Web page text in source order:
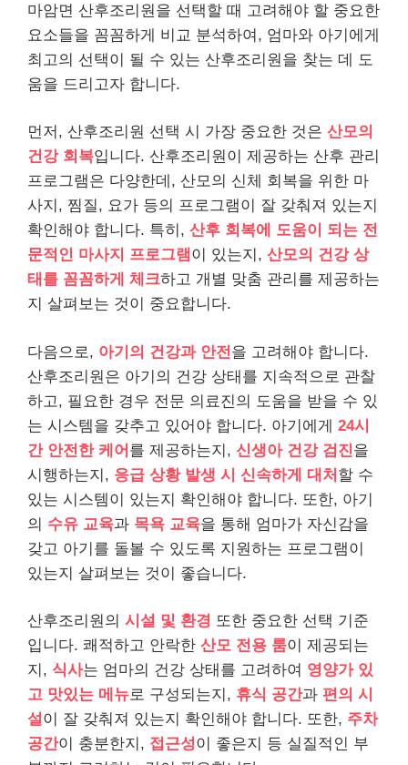
마암면 산후조리원을 선택할 때 고려해야 할 중요한
요소들을 꼼꼼하게 비교 분석하여, 엄마와 아기에게
최고의 선택이 될 수 있는 산후조리원을 찾는 데 도
움을 드리고자 합니다.
먼저, 산후조리원 선택 시 가장 중요한 것은 산모의
건강 회복입니다. 산후조리원이 제공하는 산후 관리
프로그램은 다양한데, 산모의 신체 회복을 위한 마
사지, 찜질, 요가 등의 프로그램이 잘 갖춰져 있는지
확인해야 합니다. 특히, 산후 회복에 도움이 되는 전
문적인 마사지 프로그램 이 있는지, 산모의 건강 상
태를 꼼꼼하게 체크하고 개별 맞춤 관리를 제공하는
지 살펴보는 것이 중요합니다.
다음으로, 아기의 건강과 안전 을 고려해야 합니다.
산후조리원은 아기의 건강 상태를 지속적으로 관찰
하고, 필요한 경우 전문 의료진의 도움을 받을 수 있
는 시스템을 갖추고 있어야 합니다. 아기에게 24시
간 안전한 케어 를 제공하는지, 신생아 건강 검진을
시행하는지, 응급 상황 발생 시 신속하게 대처 할 수
있는 시스템이 있는지 확인해야 합니다. 또한, 아기
의 수유 교육과 목욕 교육을 통해 엄마가 자신감을
갖고 아기를 돌볼 수 있도록 지원하는 프로그램이
있는지 살펴보는 것이 좋습니다.
산후조리원의 시설 및 환경 또한 중요한 선택 기준
입니다. 쾌적하고 안락한 산모 전용 룸이 제공되는
지, 식사는 엄마의 건강 상태를 고려하여 영양가 있
고 맛있는 메뉴로 구성되는지, 휴식 공간과 편의 시
설이 잘 갖춰져 있는지 확인해야 합니다. 또한, 주차
공간이 충분한지, 접근성이 좋은지 등 실질적인 부